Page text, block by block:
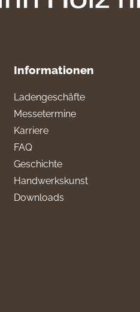
Informationen
Ladengeschäfte
Messetermine
Karriere
FAQ
Geschichte
Handwerkskunst
Downloads